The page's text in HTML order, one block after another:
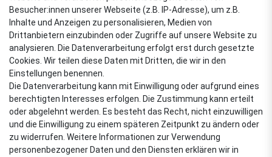
4,88
Sehr gut
VERSANDARTEN
ZAHLUNGSARTEN
Besucher:innen unserer Webseite (z.B. IP-Adresse), um z.B.
Inhalte und Anzeigen zu personalisieren, Medien von
Drittanbietern einzubinden oder Zugriffe auf unsere Website zu
analysieren. Die Datenverarbeitung erfolgt erst durch gesetzte
Cookies. Wir teilen diese Daten mit Dritten, die wir in den
Einstellungen benennen.
Die Datenverarbeitung kann mit Einwilligung oder aufgrund eines
berechtigten Interesses erfolgen. Die Zustimmung kann erteilt
oder abgelehnt werden. Es besteht das Recht, nicht einzuwilligen
und die Einwilligung zu einem späteren Zeitpunkt zu ändern oder
zu widerrufen. Weitere Informationen zur Verwendung
personenbezogener Daten und den Diensten erklären wir in